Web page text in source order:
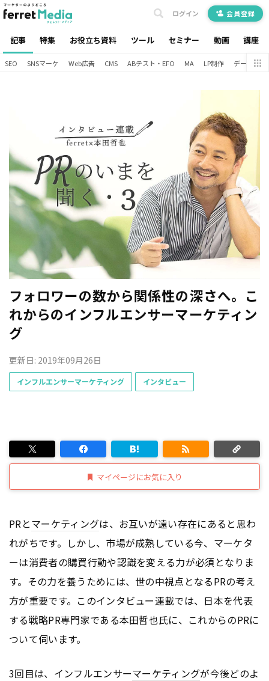
記事 特集 お役立ち資料 ツール セミナー 動画 講座
ログイン 会員登録
SEO SNSマーケ Web広告 CMS ABテスト・EFO MA LP制作 データ分析
フォロワーの数から関係性の深さへ。こ
れからのインフルエンサーマーケティン
グ
更新日: 2019年09月26日
インフルエンサーマーケティング インタビュー
マイページにお気に入り
PRとマーケティングは、お互いが遠い存在にあると思わ
れがちです。しかし、市場が成熟している今、マーケタ
ーは消費者の購買行動や認識を変える力が必須となりま
す。その力を養うためには、世の中視点となるPRの考え
方が重要です。このインタビュー連載では、日本を代表
する戦略PR専門家である本田哲也氏に、これからのPRに
ついて伺います。
3回目は、インフルエンサーマーケティングが今後どのよ